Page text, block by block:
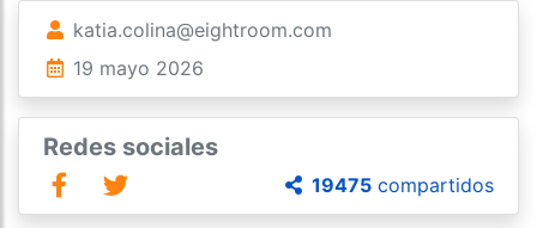
katia.colina@eightroom.com
19 mayo 2026
Redes sociales
19475 compartidos